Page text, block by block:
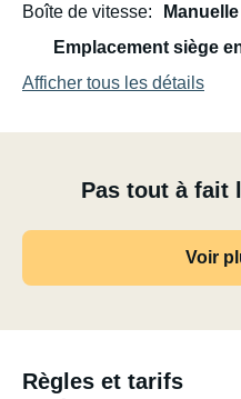
Boîte de vitesse
Manuelle
Emplacement siège
Afficher tous les détails
Pas tout à fait
Voir
Règles et tarifs